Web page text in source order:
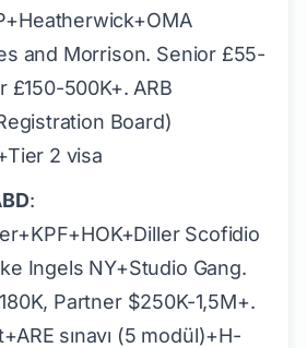
and Morrison. Senior £55-
£150-500K+. ARB
Board)
2 visa
:
Scofidio
Ingels NY+Studio Gang.
Partner $250K-1,5M+.
sınavı (5 modül)+H-